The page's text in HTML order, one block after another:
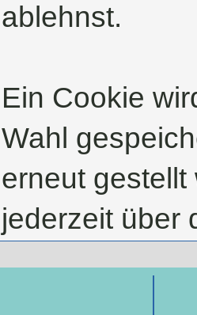
ablehnst.
Ein Cookie
Wahl
erneut
jederzeit über